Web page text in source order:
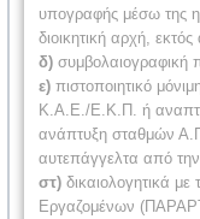
υπογραφής μέσω της
διοικητική αρχή,
δ) συμβολαιογραφική
ε) πιστοποιητικό
Κ.Α.Ε./Ε.Κ.Π. ή
ανάπτυξη σταθμών
αυτεπάγγελτα από
στ) δικαιολογητικά
Εργαζομένων